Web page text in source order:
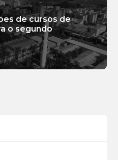
de cursos de
o segundo